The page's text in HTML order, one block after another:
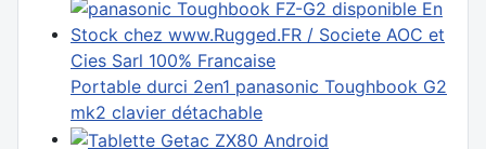
Portable durci 2en1 panasonic Toughbook G2
mk2 clavier détachable